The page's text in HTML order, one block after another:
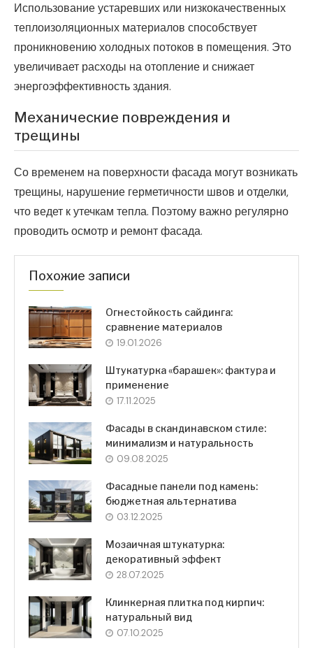
Использование устаревших или низкокачественных
теплоизоляционных материалов способствует
проникновению холодных потоков в помещения. Это
увеличивает расходы на отопление и снижает
энергоэффективность здания.
Механические повреждения и
трещины
Со временем на поверхности фасада могут возникать
трещины, нарушение герметичности швов и отделки,
что ведет к утечкам тепла. Поэтому важно регулярно
проводить осмотр и ремонт фасада.
Похожие записи
Огнестойкость сайдинга:
сравнение материалов
19.01.2026
Штукатурка «барашек»: фактура и
применение
17.11.2025
Фасады в скандинавском стиле:
минимализм и натуральность
09.08.2025
Фасадные панели под камень:
бюджетная альтернатива
03.12.2025
Мозаичная штукатурка:
декоративный эффект
28.07.2025
Клинкерная плитка под кирпич:
натуральный вид
07.10.2025